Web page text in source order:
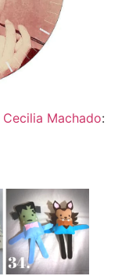
Cecilia Machado: